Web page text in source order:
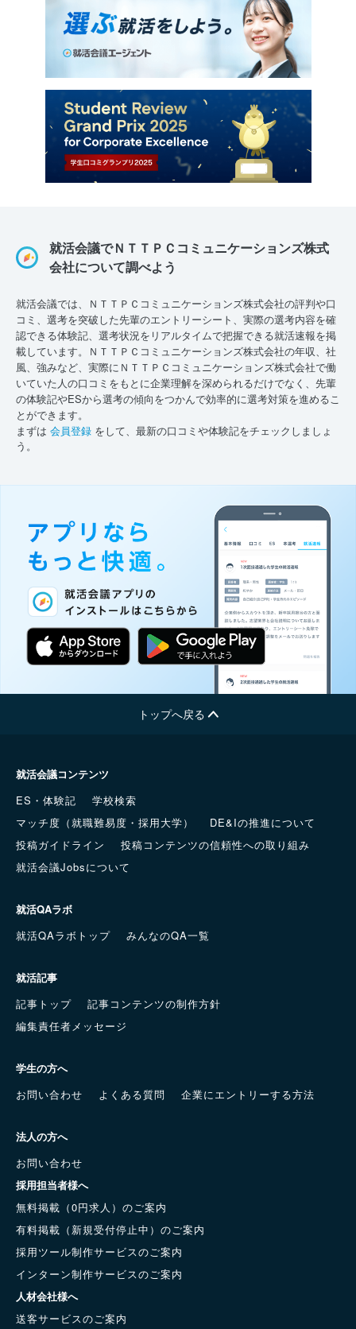
就活会議でＮＴＴＰＣコミュニケーションズ株式
会社について調べよう
就活会議では、ＮＴＴＰＣコミュニケーションズ株式会社の評判や口
コミ、選考を突破した先輩のエントリーシート、実際の選考内容を確
認できる体験記、選考状況をリアルタイムで把握できる就活速報を掲
載しています。ＮＴＴＰＣコミュニケーションズ株式会社の年収、社
風、強みなど、実際にＮＴＴＰＣコミュニケーションズ株式会社で働
いていた人の口コミをもとに企業理解を深められるだけでなく、先輩
の体験記やESから選考の傾向をつかんで効率的に選考対策を進めるこ
とができます。
まずは 会員登録 をして、最新の口コミや体験記をチェックしましょ
う。
トップへ戻る
就活会議コンテンツ
ES・体験記
学校検索
マッチ度（就職難易度・採用大学）
DE&Iの推進について
投稿ガイドライン
投稿コンテンツの信頼性への取り組み
就活会議Jobsについて
就活QAラボ
就活QAラボトップ
みんなのQA一覧
就活記事
記事トップ
記事コンテンツの制作方針
編集責任者メッセージ
学生の方へ
お問い合わせ
よくある質問 企業にエントリーする方法
法人の方へ
お問い合わせ
採用担当者様へ
無料掲載（0円求人）のご案内
有料掲載（新規受付停止中）のご案内
採用ツール制作サービスのご案内
インターン制作サービスのご案内
人材会社様へ
送客サービスのご案内